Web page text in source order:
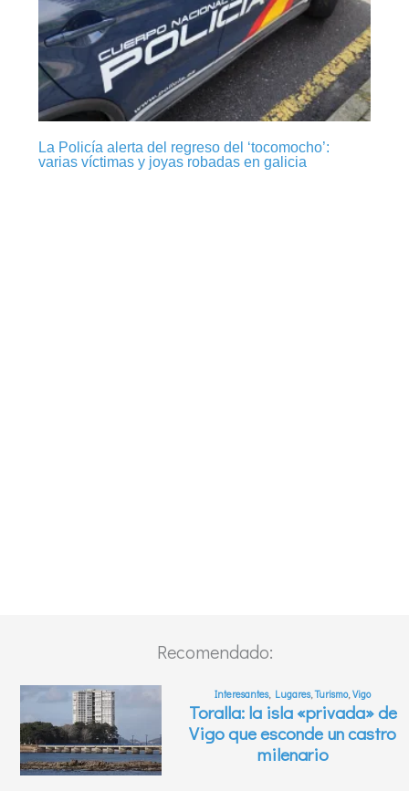
La Policía alerta del regreso del ‘tocomocho’:
varias víctimas y joyas robadas en galicia
Recomendado: